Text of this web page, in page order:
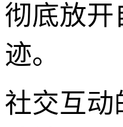
彻底放开
迹。
社交互动